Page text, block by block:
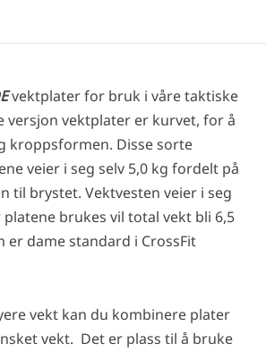
vektplater for bruk i våre taktiske
versjon vektplater er kurvet, for å
kroppsformen. Disse sorte
veier i seg selv 5,0 kg fordelt på
til brystet. Vektvesten veier i seg
platene brukes vil total vekt bli 6,5
er dame standard i CrossFit
vekt kan du kombinere plater
vekt. Det er plass til å bruke